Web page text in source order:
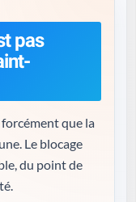
pas
que la
du point de